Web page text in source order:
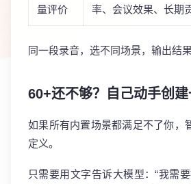
量评价
率、会议效果、长期
同一段录音，选不同场景，输出结
60+还不够？自己动手创
如果所有内置场景都满足不了你，
定义。
只需要用文字告诉大模型：“我需要